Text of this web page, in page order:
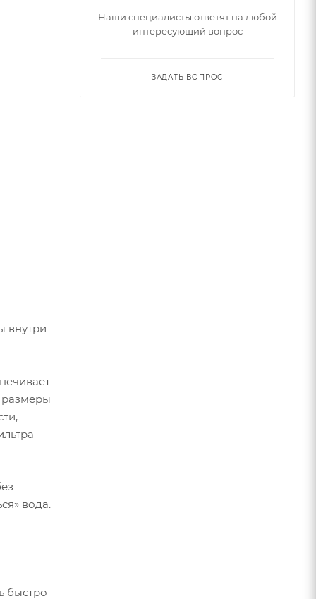
внутри
размеры
вода.
быстро
Наши специалисты ответят на любой
интересующий вопрос
ЗАДАТЬ ВОПРОС